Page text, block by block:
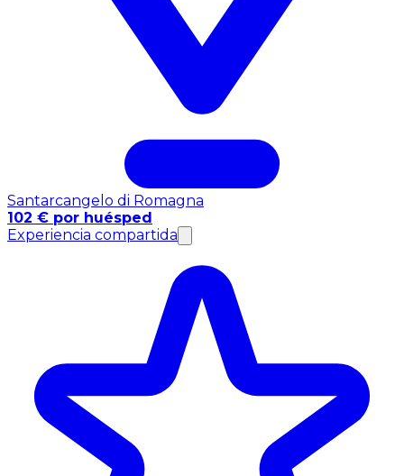
Santarcangelo di Romagna
102 € por huésped
Experiencia compartida